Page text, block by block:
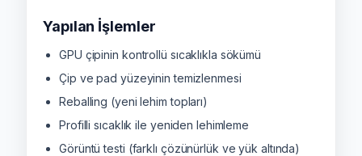
Yapılan İşlemler
GPU çipinin kontrollü sıcaklıkla sökümü
Çip ve pad yüzeyinin temizlenmesi
Reballing (yeni lehim topları)
Profilli sıcaklık ile yeniden lehimleme
Görüntü testi (farklı çözünürlük ve yük altında)